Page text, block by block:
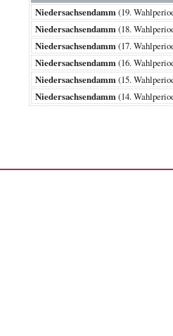
Niedersachsendamm(19.
Niedersachsendamm(18.
Niedersachsendamm(17.
Niedersachsendamm(16.
Niedersachsendamm(15.
Niedersachsendamm(14.